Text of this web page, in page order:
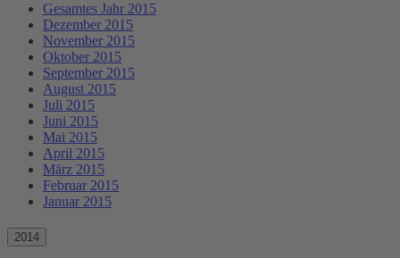
Gesamtes Jahr 2015
Dezember 2015
November 2015
Oktober 2015
September 2015
August 2015
Juli 2015
Juni 2015
Mai 2015
April 2015
März 2015
Februar 2015
Januar 2015
2014